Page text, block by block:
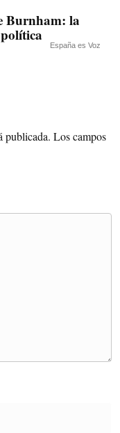
Burnham: la
España es Voz
publicada. Los campos